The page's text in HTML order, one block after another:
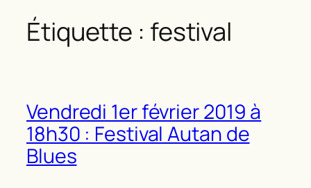
Étiquette : festival
Vendredi 1er février 2019 à
18h30 : Festival Autan de
Blues